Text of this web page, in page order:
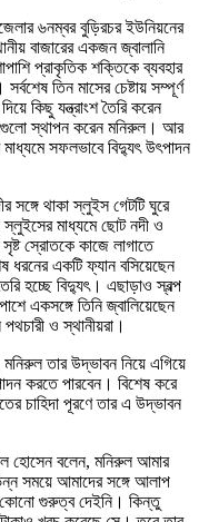
৬নম্বর বুড়িরচর ইউনিয়নের
বাজারের একজন জ্বালানি
প্রাকৃতিক শক্তিকে ব্যবহার
তিন মাসের চেষ্টায় সম্পূর্ণ
কিছু যন্ত্রাংশ তৈরি করেন
স্থাপন করেন মনিরুল। আর
সফলভাবে বিদ্যুৎ উৎপাদন
সঙ্গে থাকা স্লুইস গেটটি ঘুরে
স্লুইসের মাধ্যমে ছোট নদী ও
স্রোতকে কাজে লাগাতে
ধরনের একটি ফ্যান বসিয়েছেন
হচ্ছে বিদ্যুৎ। এছাড়াও স্বল্প
একসঙ্গে তিনি জ্বালিয়েছেন
ও স্থানীয়রা।
তার উদ্ভাবন নিয়ে এগিয়ে
করতে পারবেন। বিশেষ করে
চাহিদা পূরণে তার এ উদ্ভাবন
হোসেন বলেন, মনিরুল আমার
সময়ে আমাদের সঙ্গে আলাপ
গুরুত্ব দেইনি। কিন্তু